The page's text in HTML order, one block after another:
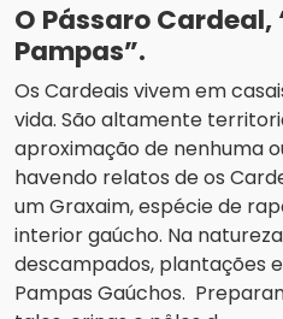
O Pássaro Cardeal,
Pampas”.
Os Cardeais vivem em
vida. São altamente
aproximação de nenhuma
havendo relatos de os
um Graxaim, espécie de
interior gaúcho. Na
descampados, plantações
Pampas Gaúchos.